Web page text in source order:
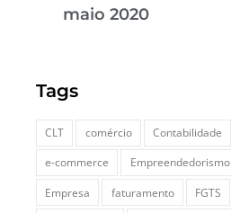
maio 2020
Tags
CLT comércio Contabilidade
e-commerce
Empreendedorismo
Empresa
faturamento FGTS